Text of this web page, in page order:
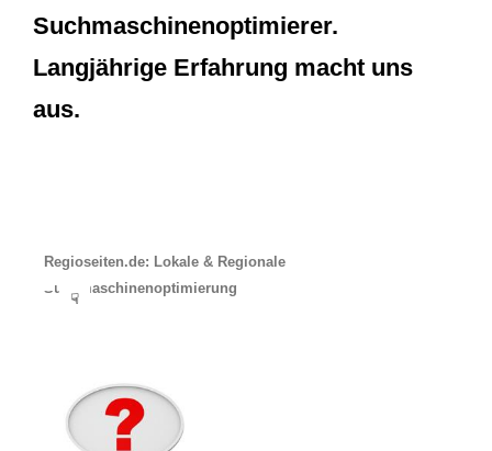
Suchmaschinenoptimierer.
Langjährige Erfahrung macht uns
aus.
Regioseiten.de: Lokale & Regionale
Suchmaschinenoptimierung
☟